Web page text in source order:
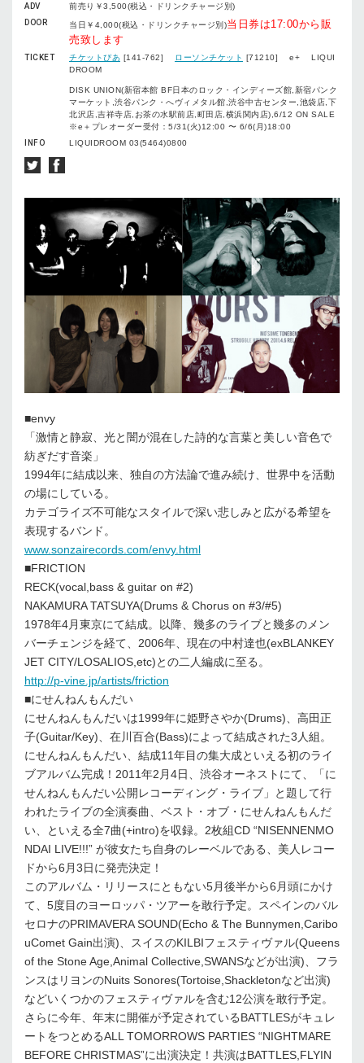
ADV
前売り￥3,500(税込・ドリンクチャージ別)
DOOR
当日￥4,000(税込・ドリンクチャージ別)当日券は17:00から販
売致します
TICKET チケットぴあ [141-762] ローソンチケット [71210] e+ LIQUI
DROOM
DISK UNION(新宿本館 BF日本のロック・インディーズ館,新宿パンク
マーケット,渋谷パンク・へヴィメタル館,渋谷中古センター,池袋店,下
北沢店,吉祥寺店,お茶の水駅前店,町田店,横浜関内店),6/12 ON SALE
※e＋プレオーダー受付：5/31(火)12:00 〜 6/6(月)18:00
INFO
LIQUIDROOM 03(5464)0800
■envy
「激情と静寂、光と闇が混在した詩的な言葉と美しい音色で
紡ぎだす音楽」
1994年に結成以来、独自の方法論で進み続け、世界中を活動
の場にしている。
カテゴライズ不可能なスタイルで深い悲しみと広がる希望を
表現するバンド。
www.sonzairecords.com/envy.html
■FRICTION
RECK(vocal,bass & guitar on #2)
NAKAMURA TATSUYA(Drums & Chorus on #3/#5)
1978年4月東京にて結成。以降、幾多のライブと幾多のメン
バーチェンジを経て、2006年、現在の中村達也(exBLANKEY
JET CITY/LOSALIOS,etc)との二人編成に至る。
http://p-vine.jp/artists/friction
■にせんねんもんだい
にせんねんもんだいは1999年に姫野さやか(Drums)、高田正
子(Guitar/Key)、在川百合(Bass)によって結成された3人組。
にせんねんもんだい、結成11年目の集大成といえる初のライ
ブアルバム完成！2011年2月4日、渋谷オーネストにて、「に
せんねんもんだい公開レコーディング・ライブ」と題して行
われたライブの全演奏曲、ベスト・オブ・にせんねんもんだ
い、といえる全7曲(+intro)を収録。2枚組CD “NISENNENMO
NDAI LIVE!!!” が彼女たち自身のレーベルである、美人レコー
ドから6月3日に発売決定！
このアルバム・リリースにともない5月後半から6月頭にかけ
て、5度目のヨーロッパ・ツアーを敢行予定。スペインのバル
セロナのPRIMAVERA SOUND(Echo & The Bunnymen,Caribo
uComet Gain出演)、スイスのKILBIフェスティヴァル(Queens
of the Stone Age,Animal Collective,SWANSなどが出演)、フラ
ンスはリヨンのNuits Sonores(Tortoise,Shackletonなど出演)
などいくつかのフェスティヴァルを含む12公演を敢行予定。
さらに今年、年末に開催が予定されているBATTLESがキュレ
ートをつとめるALL TOMORROWS PARTIES “NIGHTMARE
BEFORE CHRISTMAS”に出演決定！共演はBATTLES,FLYIN